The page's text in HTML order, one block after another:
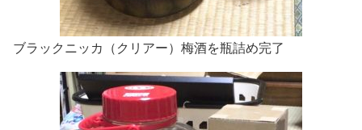
ブラックニッカ（クリアー）梅酒を瓶詰め完了